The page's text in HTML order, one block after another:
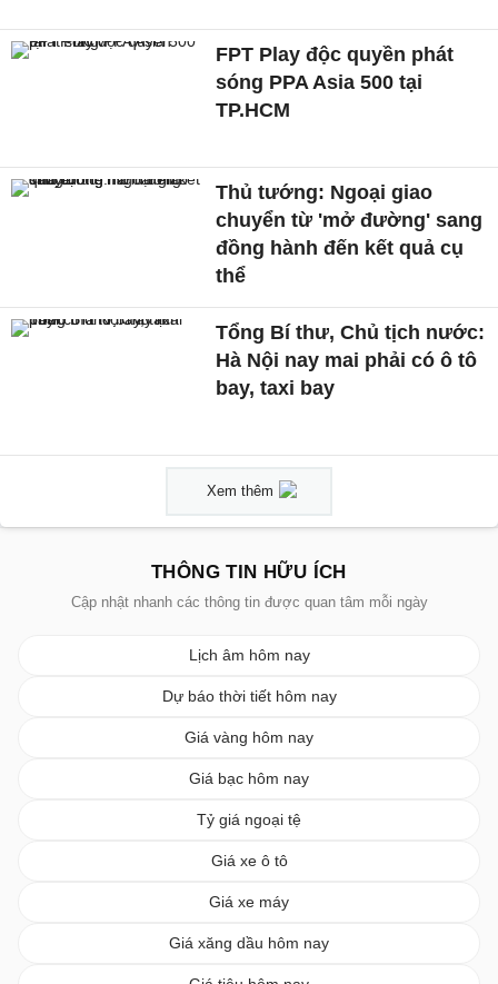
FPT Play độc quyền phát
sóng PPA Asia 500 tại
TP.HCM
Thủ tướng: Ngoại giao
chuyển từ 'mở đường' sang
đồng hành đến kết quả cụ
thể
Tổng Bí thư, Chủ tịch nước:
Hà Nội nay mai phải có ô tô
bay, taxi bay
Xem thêm
THÔNG TIN HỮU ÍCH
Cập nhật nhanh các thông tin được quan tâm mỗi ngày
Lịch âm hôm nay
Dự báo thời tiết hôm nay
Giá vàng hôm nay
Giá bạc hôm nay
Tỷ giá ngoại tệ
Giá xe ô tô
Giá xe máy
Giá xăng dầu hôm nay